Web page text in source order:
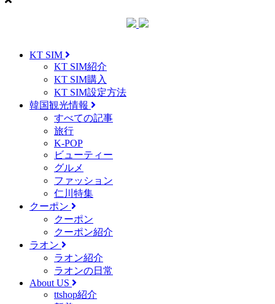
KT SIM
KT SIM紹介
KT SIM購入
KT SIM設定方法
韓国観光情報
すべての記事
旅行
K-POP
ビューティー
グルメ
ファッション
仁川特集
クーポン
クーポン
クーポン紹介
ラオン
ラオン紹介
ラオンの日常
About US
ttshop紹介